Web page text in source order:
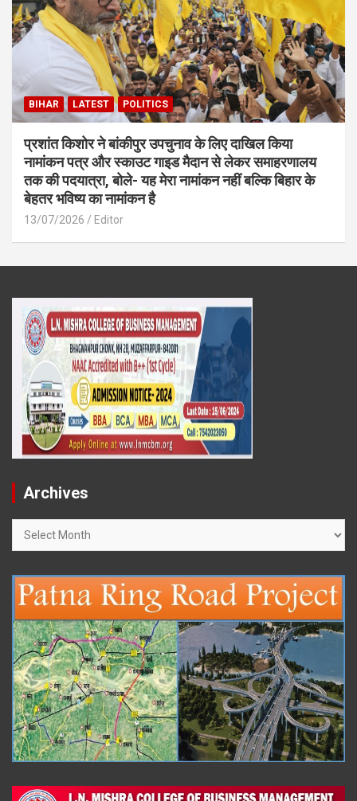
BIHAR LATEST POLITICS
प्रशांत किशोर ने बांकीपुर उपचुनाव के लिए दाखिल किया
नामांकन पत्र और स्काउट गाइड मैदान से लेकर समाहरणालय
तक की पदयात्रा, बोले- यह मेरा नामांकन नहीं बल्कि बिहार के
बेहतर भविष्य का नामांकन है
13/07/2026 Editor
Archives